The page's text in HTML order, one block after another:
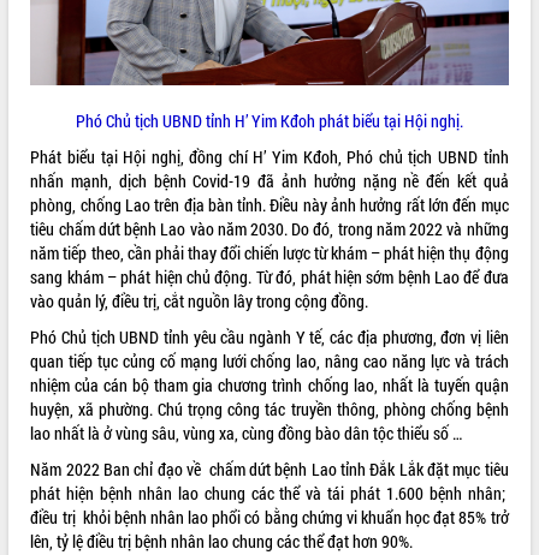
Lễ truy điệu và an táng hài cốt liệt sĩ
tại Nghĩa trang Liệt sĩ xã Sơn Hòa
Bàn giải pháp tháo gỡ khó khăn trong
xuất khẩu sầu riêng và triển khai quy
Thứ trưởng Bộ Nông nghiệp và Môi
trường Nguyễn Hoàng Hiệp khảo sát
vùng trồng và doanh nghiệp đóng gói
sầu riêng tại Đắk Lắk
Trình diễn nghệ thuật chế biến các
món ăn từ sầu riêng
Đắk Lắk công bố Quy hoạch và xúc
tiến đầu tư tỉnh
Ngành cá ngừ Đắk Lắk chủ động thích
ứng để giữ vững thị trường xuất khẩu
Diễn đàn Kinh tế tư nhân Việt Nam đột
phá cơ chế - Hợp tác công tư
Đề án 06 tạo bước ngoặt đột phá trong
cải cách hành chính tỉnh Đắk Lắk
Kết nối tour, đẩy mạnh chuyển đổi số
LIÊN KẾT WEB
THỐNG KÊ TRUY CẬP
Hôm nay: 27062
Tất cả: 66003204
Phó Chủ tịch UBND tỉnh H’ Yim Kđoh phát biểu tại Hội nghị.
Phát biểu tại Hội nghị, đồng chí H’ Yim Kđoh, Phó chủ tịch UBND tỉnh
nhấn mạnh, dịch bệnh Covid-19 đã ảnh hưởng nặng nề đến kết quả
phòng, chống Lao trên địa bàn tỉnh. Điều này ảnh hưởng rất lớn đến mục
tiêu chấm dứt bệnh Lao vào năm 2030. Do đó, trong năm 2022 và những
năm tiếp theo, cần phải thay đổi chiến lược từ khám – phát hiện thụ động
sang khám – phát hiện chủ động. Từ đó, phát hiện sớm bệnh Lao để đưa
vào quản lý, điều trị, cắt nguồn lây trong cộng đồng.
Phó Chủ tịch UBND tỉnh yêu cầu ngành Y tế, các địa phương, đơn vị liên
quan tiếp tục củng cố mạng lưới chống lao, nâng cao năng lực và trách
nhiệm của cán bộ tham gia chương trình chống lao, nhất là tuyến quận
huyện, xã phường. Chú trọng công tác truyền thông, phòng chống bệnh
lao nhất là ở vùng sâu, vùng xa, cùng đồng bào dân tộc thiểu số …
Năm 2022 Ban chỉ đạo về chấm dứt bệnh Lao tỉnh Đắk Lắk đặt mục tiêu
phát hiện bệnh nhân lao chung các thể và tái phát 1.600 bệnh nhân;
điều trị khỏi bệnh nhân lao phổi có bằng chứng vi khuẩn học đạt 85% trở
lên, tỷ lệ điều trị bệnh nhân lao chung các thể đạt hơn 90%.